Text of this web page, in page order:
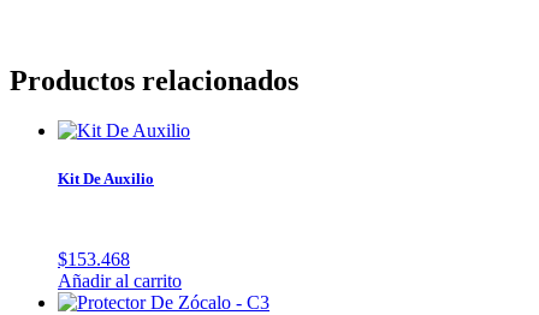
Productos relacionados
Kit De Auxilio
$153.468
Añadir al carrito